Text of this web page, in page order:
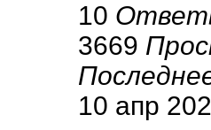
10
3669
10 апр